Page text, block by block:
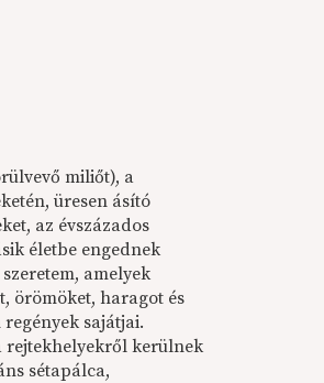
miliőt), a
üresen ásító
az évszázados
életbe engednek
amelyek
örömöket, haragot és
sajátjai.
rejtekhelyekről kerülnek
sétapálca,